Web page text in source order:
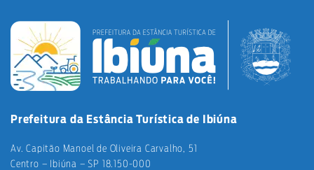
Prefeitura da Estância Turística de Ibiúna
Av. Capitão Manoel de Oliveira Carvalho, 51
Centro – Ibiúna – SP 18.150-000